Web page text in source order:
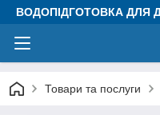
ВОДОПІДГОТОВКА ДЛЯ
Товари та послуги